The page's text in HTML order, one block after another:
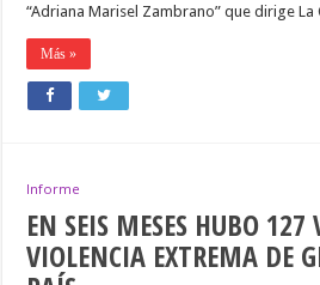
“Adriana Marisel Zambrano” que dirige La
Más »
Informe
EN SEIS MESES HUBO
VIOLENCIA EXTREMA DE